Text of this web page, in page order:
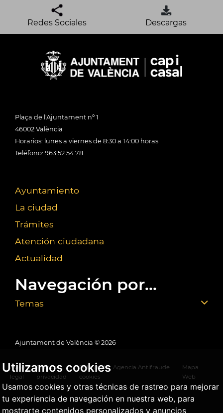
Utilizamos cookies
Usamos cookies y otras técnicas de rastreo para mejorar
tu experiencia de navegación en nuestra web, para
mostrarte contenidos personalizados y anuncios
Redes Sociales Descargas
Plaça de l'Ajuntament nº 1
46002 València
Horarios: lunes a viernes de 8:30 a 14:00 horas
Teléfono: 963 52 54 78
Ayuntamiento
La ciudad
Trámites
Atención ciudadana
Actualidad
Navegación por...
Temas
Ajuntament de València © 2026
Aviso
legal
Política
privacidad
Política de
cookies
Agencia Antifraude
Mapa
Web